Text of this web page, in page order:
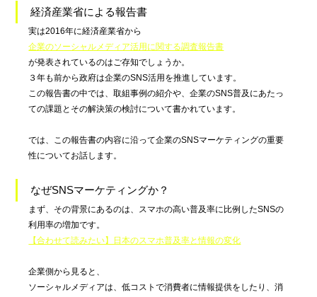
経済産業省による報告書
実は2016年に経済産業省から
企業のソーシャルメディア活用に関する調査報告書
が発表されているのはご存知でしょうか。
３年も前から政府は企業のSNS活用を推進しています。
この報告書の中では、取組事例の紹介や、企業のSNS普及にあたっ
ての課題とその解決策の検討について書かれています。
では、この報告書の内容に沿って企業のSNSマーケティングの重要
性についてお話します。
なぜSNSマーケティングか？
まず、その背景にあるのは、スマホの高い普及率に比例したSNSの
利用率の増加です。
【合わせて読みたい】日本のスマホ普及率と情報の変化
企業側から見ると、
ソーシャルメディアは、低コストで消費者に情報提供をしたり、消